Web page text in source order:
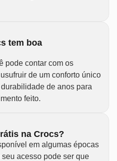
tem boa
pode contar com os
de um conforto único
de anos para
feito.
na Crocs?
em algumas épocas
acesso pode ser que